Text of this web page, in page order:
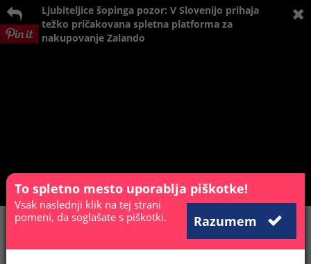
Ljubiteljice šopinga pozor: V Slovenijo prihaja
težko pričakovana spletna platforma za
nakupovanje Zalando
To spletno mesto uporablja piškotke!
Razumem
Vsak naslednji klik na tej strani
pomeni, da soglašate s piškotki.